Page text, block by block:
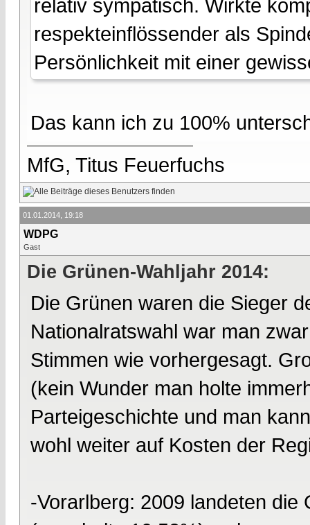
relativ sympatisch. Wirkte
respekteinflössender als
Persönlichkeit mit einer
Das kann ich zu 100%
MfG, Titus Feuerfuchs
01.01.2014, 19:18
WDPG
Gast
Die Grünen-Wahljahr 2014:
Die Grünen waren die Sieger
Nationalratswahl war man
Stimmen wie vorhergesagt.
(kein Wunder man holte
Parteigeschichte und man
wohl weiter auf Kosten der
-Vorarlberg: 2009 landeten